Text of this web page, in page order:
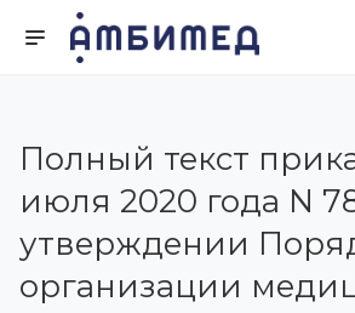
Полный текст
июля 2020 года N
утверждении
организации